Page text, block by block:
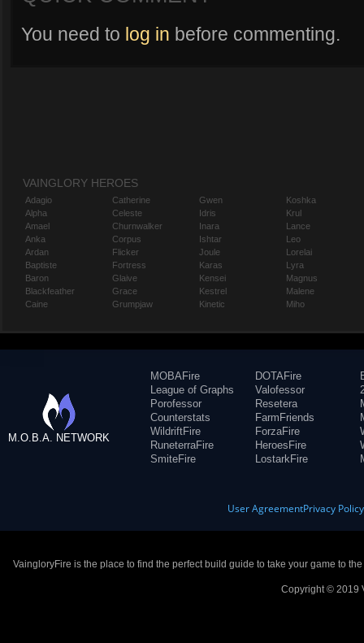
You need to log in before commenting.
VAINGLORY HEROES
Adagio
Alpha
Amael
Anka
Ardan
Baptiste
Baron
Blackfeather
Caine
Catherine
Celeste
Churnwalker
Corpus
Flicker
Fortress
Glaive
Grace
Grumpjaw
Gwen
Idris
Inara
Ishtar
Joule
Karas
Kensei
Kestrel
Kinetic
Koshka
Krul
Lance
Leo
Lorelai
Lyra
Magnus
Malene
Miho
M.O.B.A. NETWORK
MOBAFire
League of Graphs
Porofessor
Counterstats
WildriftFire
RuneterraFire
SmiteFire
DOTAFire
Valofessor
Resetera
FarmFriends
ForzaFire
HeroesFire
LostarkFire
User AgreementPrivacy Policy
VaingloryFire is the place to find the perfect build guide to take your game to
Copyright © 2019